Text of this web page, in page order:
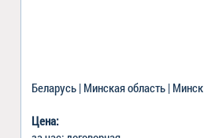
Беларусь | Минская область | Минск
Цена: